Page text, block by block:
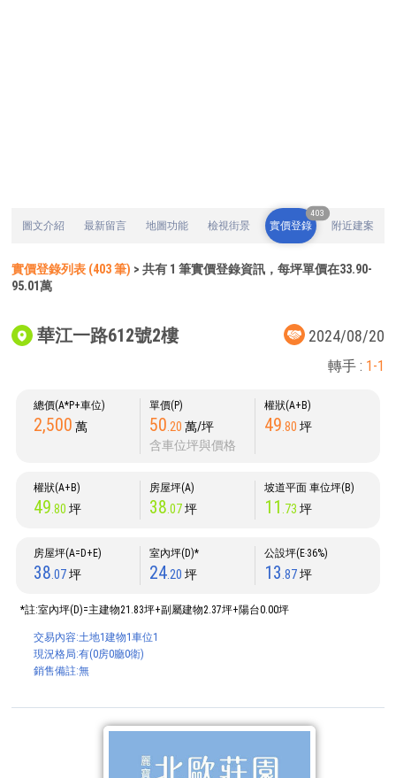
圖文介紹 最新留言 地圖功能 檢視街景 實價登錄
403
附近建案
實價登錄列表 (403 筆) > 共有 1 筆實價登錄資訊，每坪單價在33.90-
95.01萬
華江一路612號2樓 2024/08/20
轉手 : 1-1
總價(A*P+車位)
2,500 萬
單價(P)
50.20 萬/坪
含車位坪與價格
權狀(A+B)
49.80 坪
權狀(A+B)
49.80 坪
房屋坪(A)
38.07坪
坡道平面 車位坪(B)
11 .73 坪
房屋坪(A=D+E)
38.07坪
室內坪(D)*
24.20 坪
公設坪(E‧36%)
13.87坪
*註:室內坪(D)=主建物21.83坪+副屬建物2.37坪+陽台0.00坪
交易內容:土地1建物1車位1
現況格局:有(0房0廳0衛)
銷售備註:無